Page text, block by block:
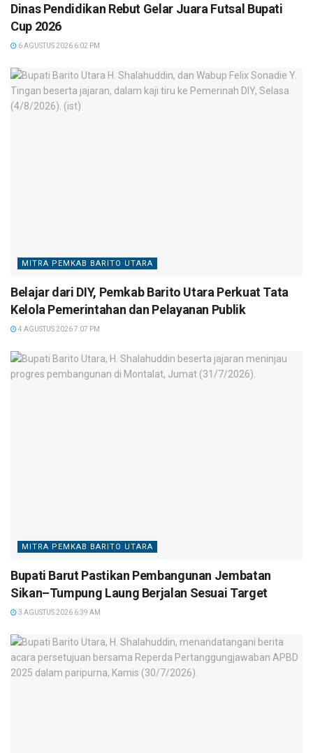
Dinas Pendidikan Rebut Gelar Juara Futsal Bupati
Cup 2026
6 AGUSTUS 2026 6:02 PM
MITRA PEMKAB BARITO UTARA
Belajar dari DIY, Pemkab Barito Utara Perkuat Tata
Kelola Pemerintahan dan Pelayanan Publik
4 AGUSTUS 2026 7:07 PM
MITRA PEMKAB BARITO UTARA
Bupati Barut Pastikan Pembangunan Jembatan
Sikan–Tumpung Laung Berjalan Sesuai Target
3 AGUSTUS 2026 6:39 AM